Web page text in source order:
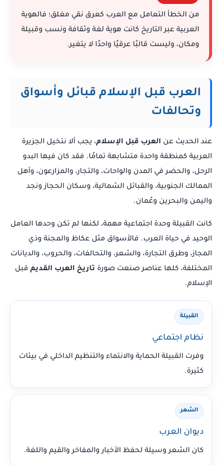
من الخطأ التعامل مع العرب كعرق نقي مغلق؛ فالهوية
العربية عبر التاريخ كانت هوية لغة وثقافة ونسب وقبيلة
ومكان، وليست قالبًا عرقيًا واحدًا لا يتغير.
العرب قبل الإسلام قبائل وأسواق
وتحالفات
عند الحديث عن العرب قبل الإسلام، يجب ألا نتخيل الجزيرة
العربية كمنطقة واحدة متشابهة تمامًا. فقد كان فيها البدو
الرحل، والحضر في المدن والواحات، والتجار، والمزارعون، وأهل
الممالك الجنوبية، والقبائل الشمالية، وسكان الحجاز ونجد
واليمن والبحرين وعُمان.
كانت القبيلة وحدة اجتماعية مهمة، لكنها لم تكن وحدها العامل
الوحيد في حياة العرب. فالأسواق مثل عكاظ والمجنة وذي
المجاز، وطرق التجارة، والشعر، والتحالفات، والحروب، والديانات
المختلفة، كلها عناصر صنعت صورة تاريخ العرب القديم قبل
الإسلام.
القبيلة
نظام اجتماعي
وفرت القبيلة الحماية والانتماء والتنظيم الداخلي في بيئات
كثيرة.
الشعر
ديوان العرب
كان الشعر وسيلة لحفظ الأخبار والمفاخر والقيم واللغة.